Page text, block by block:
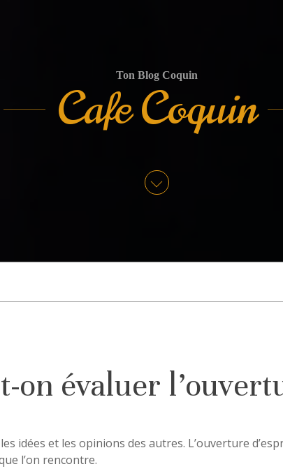
Ton Blog Coquin
Cafe Coquin
on évaluer
idées et les opinions des autres. L’ouverture
l’on rencontre.